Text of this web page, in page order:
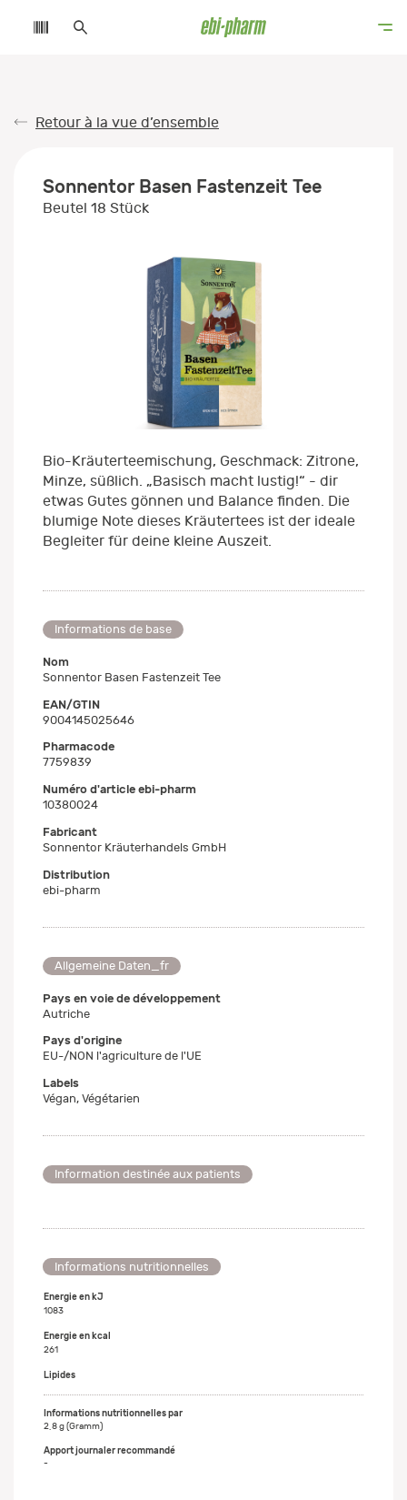
Retour à la vue d’ensemble
Sonnentor Basen Fastenzeit Tee
Beutel 18 Stück
Bio-Kräuterteemischung, Geschmack: Zitrone,
Minze, süßlich. „Basisch macht lustig!“ - dir
etwas Gutes gönnen und Balance finden. Die
blumige Note dieses Kräutertees ist der ideale
Begleiter für deine kleine Auszeit.
Informations de base
Nom
Sonnentor Basen Fastenzeit Tee
EAN/GTIN
9004145025646
Pharmacode
7759839
Numéro d'article ebi-pharm
10380024
Fabricant
Sonnentor Kräuterhandels GmbH
Distribution
ebi-pharm
Allgemeine Daten_fr
Pays en voie de développement
Autriche
Pays d'origine
EU-/NON l'agriculture de l'UE
Labels
Végan, Végétarien
Information destinée aux patients
Informations nutritionnelles
Energie en kJ
1083
Energie en kcal
261
Lipides
2,8 g (Gramm)
-